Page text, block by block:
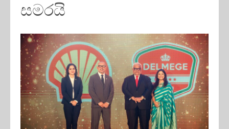
සමරයි